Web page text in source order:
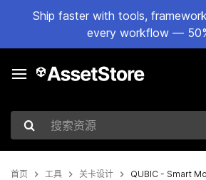
Ship faster with tools,
every workflow —
搜索资源
首页 工具 关卡设计 QUBIC - Smart